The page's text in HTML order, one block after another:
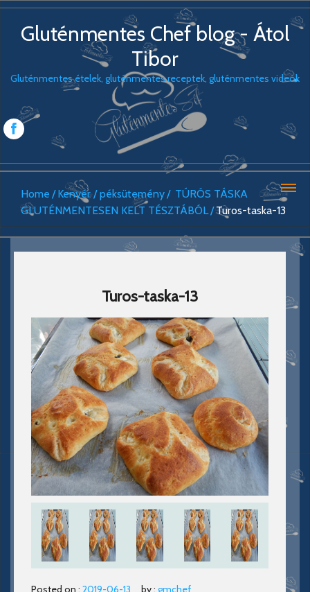
Gluténmentes Chef blog - Átol
Tibor
Gluténmentes ételek, gluténmentes receptek, gluténmentes videók
Home Kenyér / péksütemény
TÚRÓS TÁSKA
GLUTÉNMENTESEN KELT TÉSZTÁBÓL Turos-taska-13
Turos-taska-13
Posted on : 2019-06-13 by : gmchef